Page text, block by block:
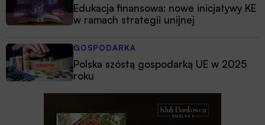
Edukacja finansowa: nowe inicjatywy KE
w ramach strategii unijnej
GOSPODARKA
Polska szóstą gospodarką UE w 2025
roku